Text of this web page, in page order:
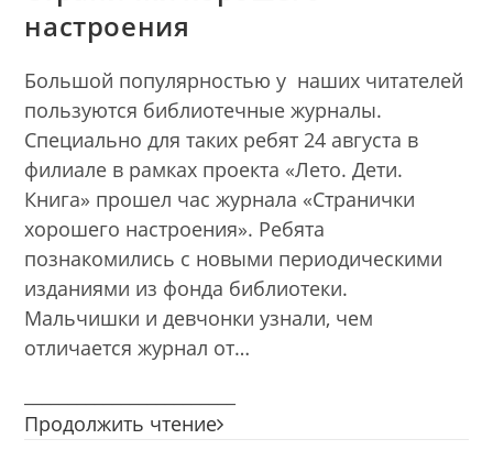
настроения
Большой популярностью у наших читателей
пользуются библиотечные журналы.
Специально для таких ребят 24 августа в
филиале в рамках проекта «Лето. Дети.
Книга» прошел час журнала «Странички
хорошего настроения». Ребята
познакомились с новыми периодическими
изданиями из фонда библиотеки.
Мальчишки и девчонки узнали, чем
отличается журнал от…
Продолжить чтение Странички